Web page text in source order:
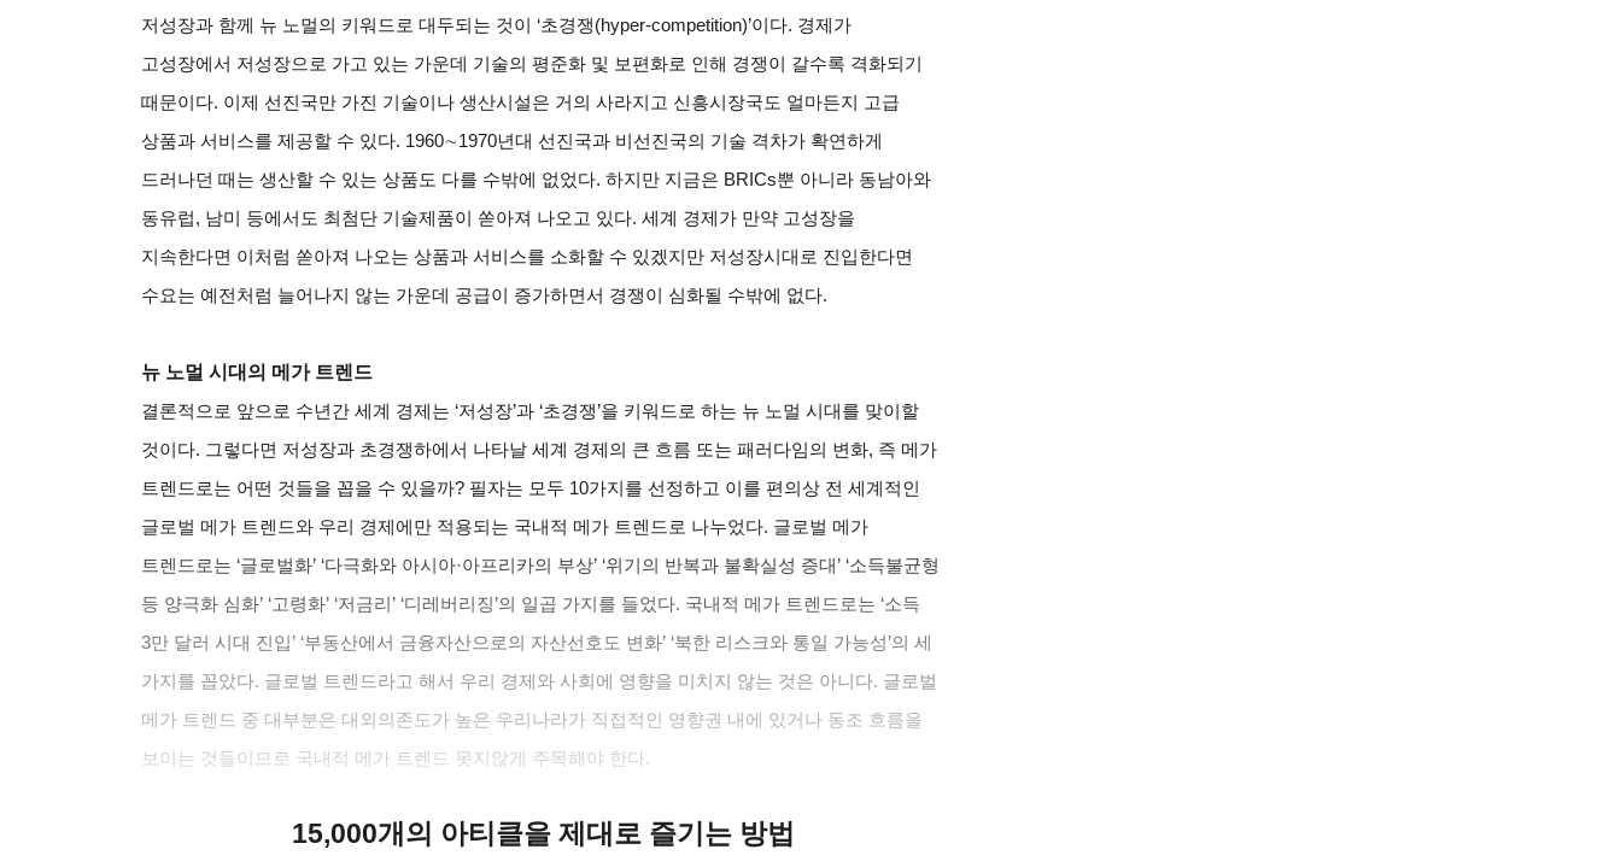
저성장과 함께 뉴 노멀의 키워드로 대두되는 것이 ‘초경쟁(hyper-competition)’이다. 경제가
고성장에서 저성장으로 가고 있는 가운데 기술의 평준화 및 보편화로 인해 경쟁이 갈수록 격화되기
때문이다. 이제 선진국만 가진 기술이나 생산시설은 거의 사라지고 신흥시장국도 얼마든지 고급
상품과 서비스를 제공할 수 있다. 1960∼1970년대 선진국과 비선진국의 기술 격차가 확연하게
드러나던 때는 생산할 수 있는 상품도 다를 수밖에 없었다. 하지만 지금은 BRICs뿐 아니라 동남아와
동유럽, 남미 등에서도 최첨단 기술제품이 쏟아져 나오고 있다. 세계 경제가 만약 고성장을
지속한다면 이처럼 쏟아져 나오는 상품과 서비스를 소화할 수 있겠지만 저성장시대로 진입한다면
수요는 예전처럼 늘어나지 않는 가운데 공급이 증가하면서 경쟁이 심화될 수밖에 없다.
뉴 노멀 시대의 메가 트렌드
결론적으로 앞으로 수년간 세계 경제는 ‘저성장’과 ‘초경쟁’을 키워드로 하는 뉴 노멀 시대를 맞이할
것이다. 그렇다면 저성장과 초경쟁하에서 나타날 세계 경제의 큰 흐름 또는 패러다임의 변화, 즉 메가
트렌드로는 어떤 것들을 꼽을 수 있을까? 필자는 모두 10가지를 선정하고 이를 편의상 전 세계적인
글로벌 메가 트렌드와 우리 경제에만 적용되는 국내적 메가 트렌드로 나누었다. 글로벌 메가
트렌드로는 ‘글로벌화’ ‘다극화와 아시아·아프리카의 부상’ ‘위기의 반복과 불확실성 증대’ ‘소득불균형
등 양극화 심화’ ‘고령화’ ‘저금리’ ‘디레버리징’의 일곱 가지를 들었다. 국내적 메가 트렌드로는 ‘소득
3만 달러 시대 진입’ ‘부동산에서 금융자산으로의 자산선호도 변화’ ‘북한 리스크와 통일 가능성’의 세
가지를 꼽았다. 글로벌 트렌드라고 해서 우리 경제와 사회에 영향을 미치지 않는 것은 아니다. 글로벌
메가 트렌드 중 대부분은 대외의존도가 높은 우리나라가 직접적인 영향권 내에 있거나 동조 흐름을
보이는 것들이므로 국내적 메가 트렌드 못지않게 주목해야 한다.
15,000개의 아티클을 제대로 즐기는 방법